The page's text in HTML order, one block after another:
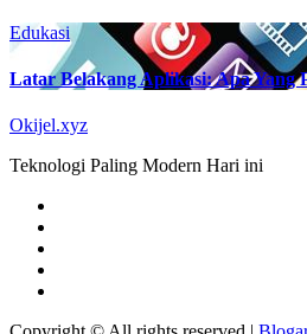
Edukasi
Latar Belakang Aplikasi: Apa Yang
Okijel.xyz
Teknologi Paling Modern Hari ini